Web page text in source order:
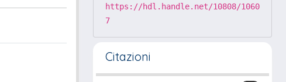
https://hdl.handle.net/10808/1060
7
Citazioni